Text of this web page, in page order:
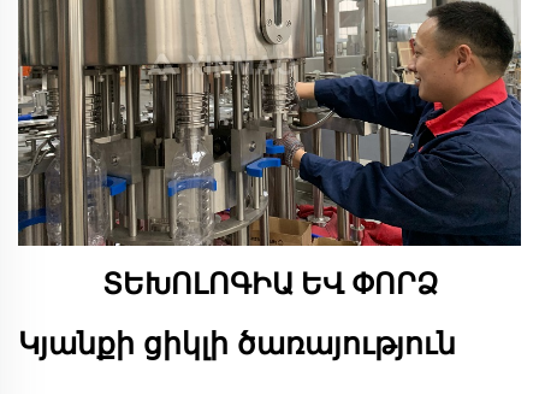
ՏԵԽՈԼՈԳԻԱ ԵՎ ՓՈՐՁ
Կյանքի ցիկլի ծառայություն